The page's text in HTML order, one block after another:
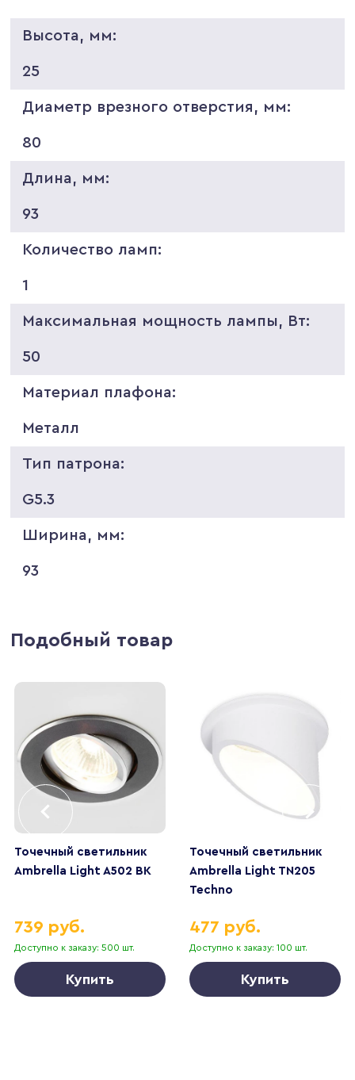
Высота, мм:
25
Диаметр врезного отверстия, мм:
80
Длина, мм:
93
Количество ламп:
1
Максимальная мощность лампы, Вт:
50
Материал плафона:
Металл
Тип патрона:
G5.3
Ширина, мм:
93
Подобный товар
Точечный светильник
Ambrella Light A502 BK
Доступно к заказу: 500 шт.
739 руб.
Купить
Точечный светильник
Ambrella Light TN205
Techno
Доступно к заказу: 100 шт.
477 руб.
Купить